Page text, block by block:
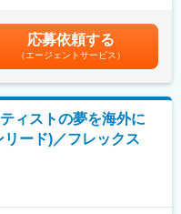
は全員未経験からのスタート
大いにある環境です。
業
身者多数活躍中！
ちしております。
での出演や制作依頼、許諾の
ことができ、彼らの成功に貢
す。
＜給与補足＞※上記年収は経験
による）■昇給：年1回（業
はあくまでも目安の金額であ
あります。月給(月額)は固定手
応募依頼する
（エージェントサービス）
ィストの夢を海外に
ード)／フレックス